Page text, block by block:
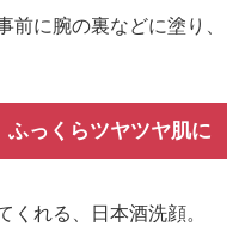
に腕の裏などに塗り、
ふっくらツヤツヤ肌に
れる、日本酒洗顔。